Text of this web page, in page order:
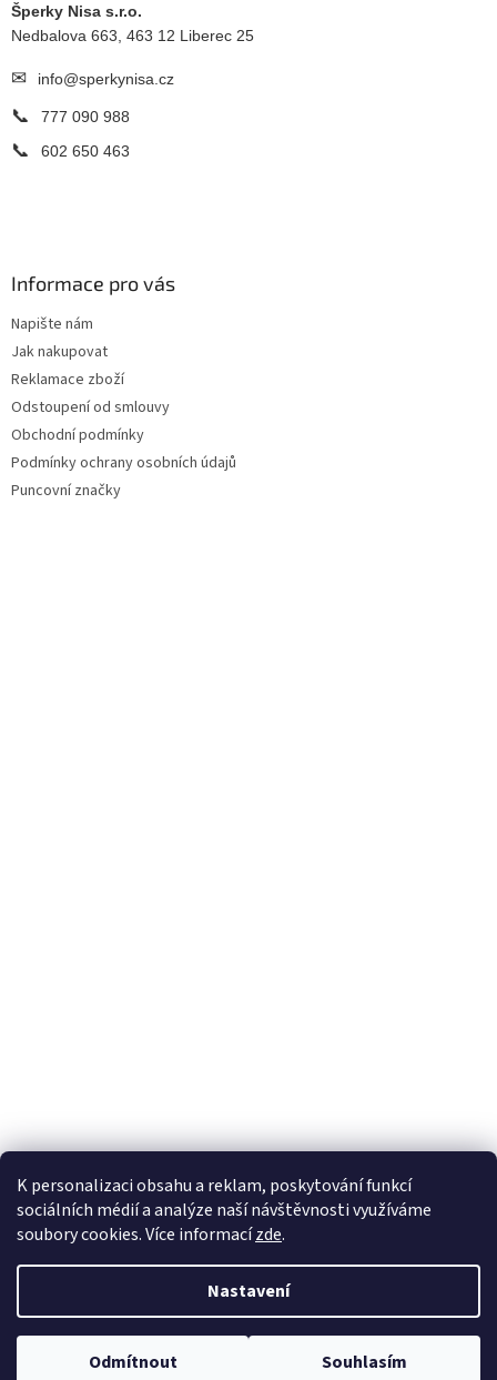
K personalizaci obsahu a reklam, poskytování funkcí
sociálních médií a analýze naší návštěvnosti využíváme
soubory cookies. Více informacízde.
Nastavení
Odmítnout Souhlasím
Šperky Nisa s.r.o.
Nedbalova 663, 463 12 Liberec 25
✉ info@sperkynisa.cz
📞 777 090 988
📞 602 650 463
Informace pro vás
Napište nám
Jak nakupovat
Reklamace zboží
Odstoupení od smlouvy
Obchodní podmínky
Podmínky ochrany osobních údajů
Puncovní značky
Nastavil tým EshopyUmíme.cz
Copyright 2026sperkynisa.cz. Všechna práva vyhrazena.Upravit